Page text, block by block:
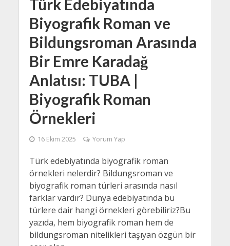
Türk Edebiyatında
Biyografik Roman ve
Bildungsroman Arasında
Bir Emre Karadağ
Anlatısı: TUBA |
Biyografik Roman
Örnekleri
16 Ekim 2025 Yorum Yap
Türk edebiyatında biyografik roman
örnekleri nelerdir? Bildungsroman ve
biyografik roman türleri arasında nasıl
farklar vardır? Dünya edebiyatında bu
türlere dair hangi örnekleri görebiliriz?Bu
yazıda, hem biyografik roman hem de
bildungsroman nitelikleri taşıyan özgün bir